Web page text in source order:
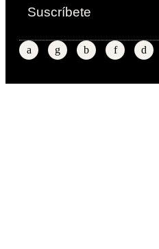
Suscríbete